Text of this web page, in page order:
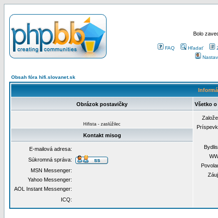
Bolo
FAQ Hľadať
Obsah fóra hifi.slovanet.sk
Obrázok postavičky Všetko
Hifista - zaslúžilec
Kontakt misog
E-mailová adresa:
Súkromná správa:
MSN Messenger:
Yahoo Messenger:
AOL Instant Messenger:
ICQ: